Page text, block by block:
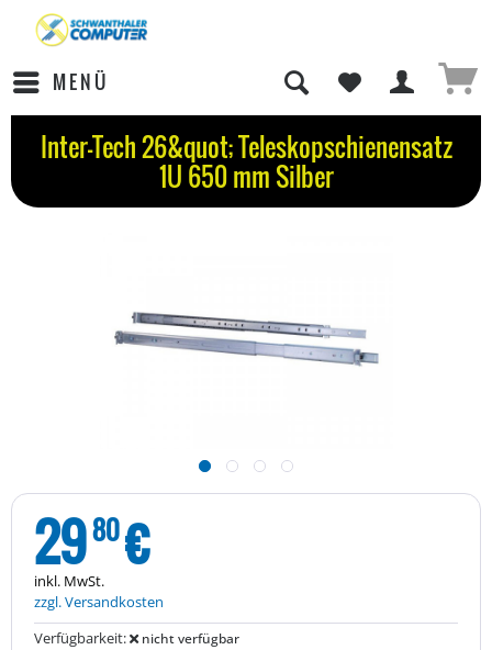
MENÜ
Inter-Tech 26&quot; Teleskopschienensatz
1U 650 mm Silber
2980€
inkl. MwSt.
zzgl. Versandkosten
Verfügbarkeit:
nicht verfügbar